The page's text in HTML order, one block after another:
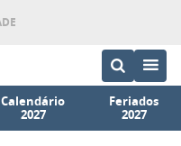
Calendário
2027
Feriados
2027